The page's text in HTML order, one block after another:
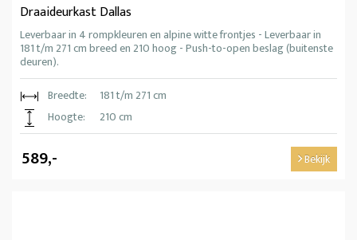
Draaideurkast Dallas
Leverbaar in 4 rompkleuren en alpine witte frontjes - Leverbaar in
181 t/m 271 cm breed en 210 hoog - Push-to-open beslag (buitenste
deuren).
Breedte:
181 t/m 271 cm
Hoogte:
210 cm
589,- Bekijk